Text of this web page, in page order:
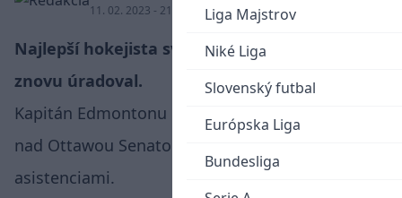
Liga Majstrov
Niké Liga
Slovenský futbal
Európska Liga
Bundesliga
11. 02. 2023 - 21:45
Najlepší hokejista sveta Connor McDavid
znovu úradoval.
Kapitán Edmontonu Oilers prispel k triumfu 6:3
nad Ottawou Senators gólom a dvoma
asistenciami.